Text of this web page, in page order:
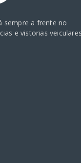
sempre a frente no
e vistorias